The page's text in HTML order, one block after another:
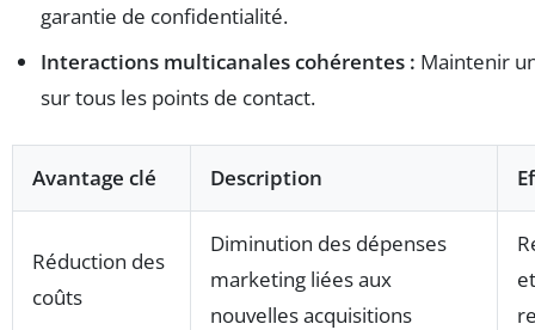
garantie de confidentialité.
Interactions multicanales cohérentes : Maintenir
sur tous les points de contact.
Avantage clé Description
Réduction des
coûts
Diminution des dépenses
marketing liées aux
nouvelles acquisitions